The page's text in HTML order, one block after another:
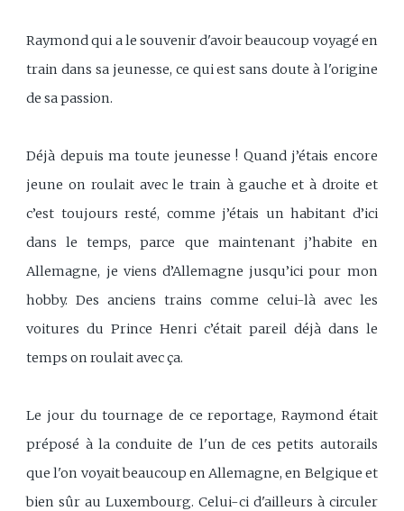
Raymond qui a le souvenir d'avoir beaucoup voyagé en
train dans sa jeunesse, ce qui est sans doute à l'origine
de sa passion.
Déjà depuis ma toute jeunesse ! Quand j’étais encore
jeune on roulait avec le train à gauche et à droite et
c’est toujours resté, comme j’étais un habitant d’ici
dans le temps, parce que maintenant j’habite en
Allemagne, je viens d’Allemagne jusqu’ici pour mon
hobby. Des anciens trains comme celui-là avec les
voitures du Prince Henri c’était pareil déjà dans le
temps on roulait avec ça.
Le jour du tournage de ce reportage, Raymond était
préposé à la conduite de l'un de ces petits autorails
que l'on voyait beaucoup en Allemagne, en Belgique et
bien sûr au Luxembourg. Celui-ci d'ailleurs à circuler